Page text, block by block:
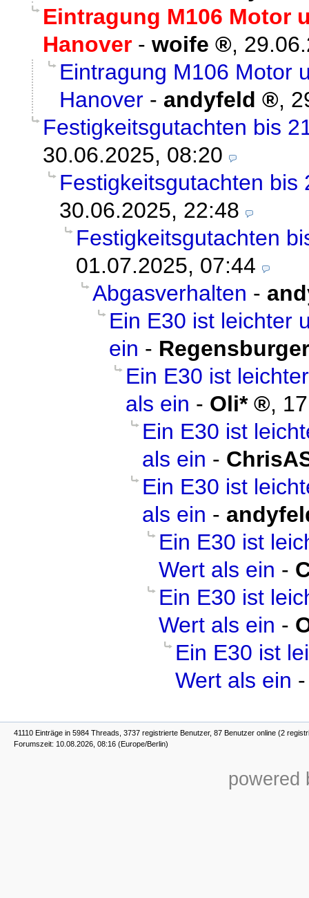
Eintragung M106 Motor
Hanover - woife ,
Eintragung M106 Motor
Hanover - andyfeld ,
Festigkeitsgutachten bis
30.06.2025, 08:20
Festigkeitsgutachten bis
30.06.2025, 22:48
Festigkeitsgutachten
01.07.2025, 07:44
Abgasverhalten -
Ein E30 ist leichter
ein - Regensburger
Ein E30 ist
als ein - Oli* ,
Ein E30 ist
als ein -
Ein E30 ist
als ein -
Ein E30 ist
Wert als ein -
Ein E30 ist
Wert als ein -
Ein E30 ist
Wert als ein
41110 Einträge in 5984 Threads, 3737 registrierte Benutzer, 87 Benutzer online (2
Forumszeit: 10.08.2026, 08:16 (Europe/Berlin)
powered